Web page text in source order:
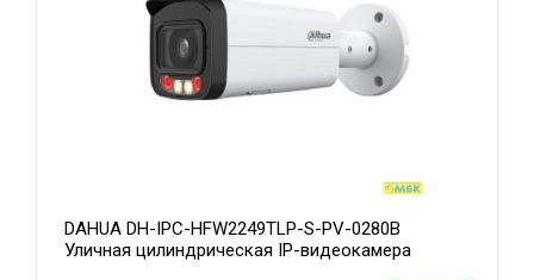
DAHUA DH-IPC-HFW2249TLP-S-PV-0280B
Уличная цилиндрическая IP-видеокамера